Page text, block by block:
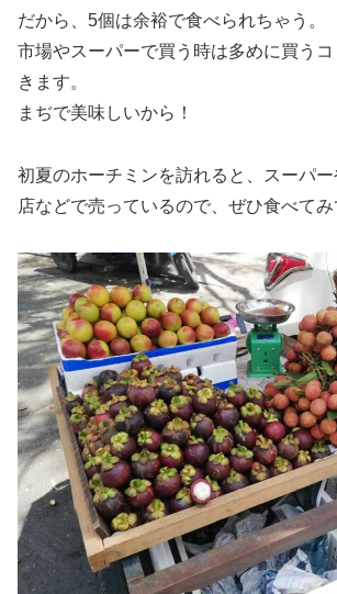
だから、5個は余裕で食べられちゃう。
市場やスーパーで買う時は多めに買う
きます。
まぢで美味しいから！
初夏のホーチミンを訪れると、スーパ
店などで売っているので、ぜひ食べてみ